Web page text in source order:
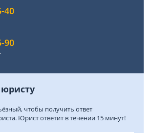
40
90
чтобы получить ответ
Юрист ответит в течении 15 минут!